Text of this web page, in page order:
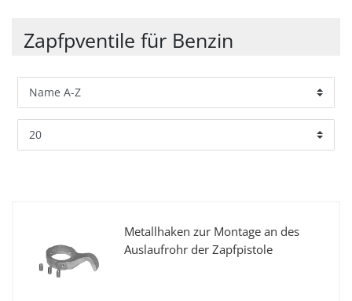
Zapfpventile für Benzin
Metallhaken zur Montage an des
Auslaufrohr der Zapfpistole